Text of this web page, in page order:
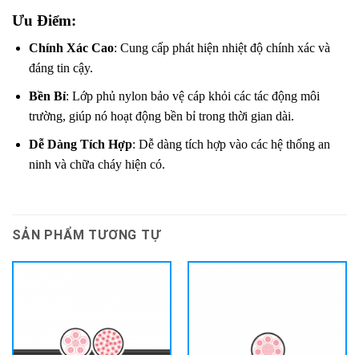
Ưu Điểm:
Chính Xác Cao: Cung cấp phát hiện nhiệt độ chính xác và
đáng tin cậy.
Bền Bỉ: Lớp phủ nylon bảo vệ cáp khỏi các tác động môi
trường, giúp nó hoạt động bền bỉ trong thời gian dài.
Dễ Dàng Tích Hợp: Dễ dàng tích hợp vào các hệ thống an
ninh và chữa cháy hiện có.
SẢN PHẨM TƯƠNG TỰ